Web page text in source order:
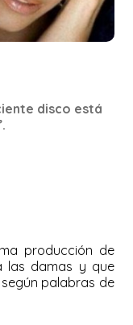
disco está
producción de
las damas y que
palabras de